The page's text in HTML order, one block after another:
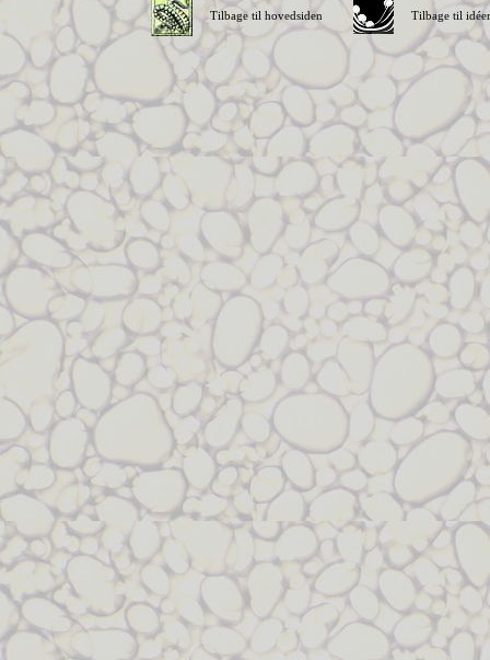
Tilbage til hovedsiden Tilbage til idéer